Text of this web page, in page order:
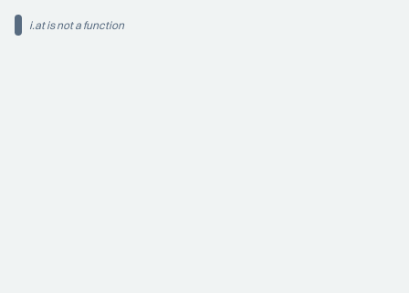
i.at is not a function